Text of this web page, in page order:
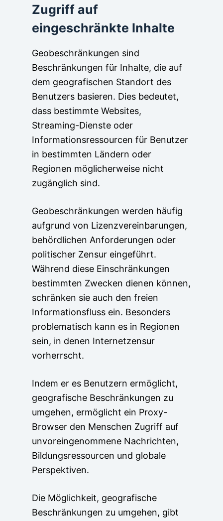
Zugriff auf
eingeschränkte Inhalte
Geobeschränkungen sind
Beschränkungen für Inhalte, die auf
dem geografischen Standort des
Benutzers basieren. Dies bedeutet,
dass bestimmte Websites,
Streaming-Dienste oder
Informationsressourcen für Benutzer
in bestimmten Ländern oder
Regionen möglicherweise nicht
zugänglich sind.
Geobeschränkungen werden häufig
aufgrund von Lizenzvereinbarungen,
behördlichen Anforderungen oder
politischer Zensur eingeführt.
Während diese Einschränkungen
bestimmten Zwecken dienen können,
schränken sie auch den freien
Informationsfluss ein. Besonders
problematisch kann es in Regionen
sein, in denen Internetzensur
vorherrscht.
Indem er es Benutzern ermöglicht,
geografische Beschränkungen zu
umgehen, ermöglicht ein Proxy-
Browser den Menschen Zugriff auf
unvoreingenommene Nachrichten,
Bildungsressourcen und globale
Perspektiven.
Die Möglichkeit, geografische
Beschränkungen zu umgehen, gibt